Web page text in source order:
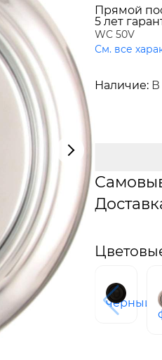
Прямой
5 лет
WC 50V
См. все
Наличие:
черный